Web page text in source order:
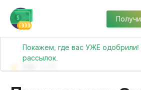
Покажем, где вас УЖЕ одобрили!
рассылок.